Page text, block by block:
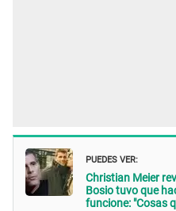
PUEDES VER:
Christian Meier
Bosio tuvo que
funcione: "Cosas